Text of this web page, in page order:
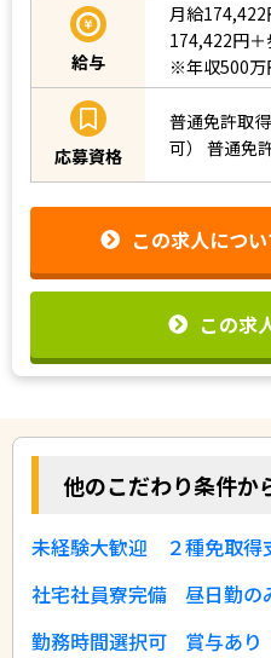
給与
月給
174,422円＋
※年収500万
応募資格
普通免許取
可）
普通免
この求人につ
この求
他のこだわり条件か
未経験大歓迎 ２種免取得
社宅社員寮完備
昼日勤の
勤務時間選択可
賞与あり